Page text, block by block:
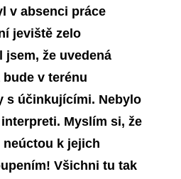
v absenci práce
jeviště zelo
jsem, že uvedená
bude v terénu
s účinkujícími. Nebylo
Myslím si, že
k jejich
Všichni tu tak